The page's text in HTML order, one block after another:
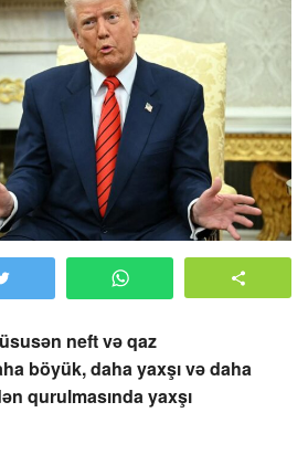
neft və qaz
böyük, daha yaxşı və daha
qurulmasında yaxşı